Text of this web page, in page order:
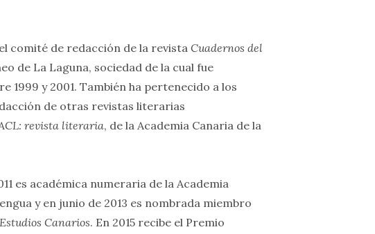
comité de redacción de la revista Cuadernos del
de La Laguna, sociedad de la cual fue
1999 y 2001. También ha pertenecido a los
de otras revistas literarias
revista literaria, de la Academia Canaria de la
es académica numeraria de la Academia
y en junio de 2013 es nombrada miembro
Canarios. En 2015 recibe el Premio